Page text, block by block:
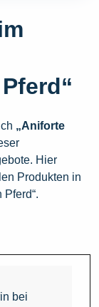
„Aniforte
Hier
Produkten in
bei